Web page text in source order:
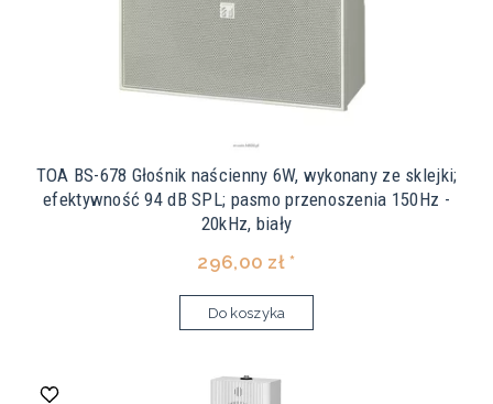
TOA BS-678 Głośnik naścienny 6W, wykonany ze sklejki;
efektywność 94 dB SPL; pasmo przenoszenia 150Hz -
20kHz, biały
296,00 zł *
Do koszyka